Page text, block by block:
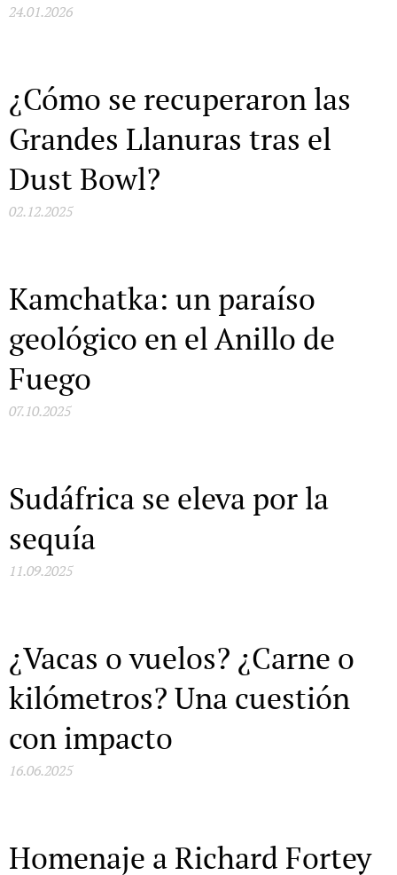
24.01.2026
¿Cómo se recuperaron las
Grandes Llanuras tras el
Dust Bowl?
02.12.2025
Kamchatka: un paraíso
geológico en el Anillo de
Fuego
07.10.2025
Sudáfrica se eleva por la
sequía
11.09.2025
¿Vacas o vuelos? ¿Carne o
kilómetros? Una cuestión
con impacto
16.06.2025
Homenaje a Richard Fortey